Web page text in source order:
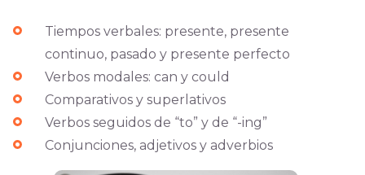
Tiempos verbales: presente, presente
continuo, pasado y presente perfecto
Verbos modales: can y could
Comparativos y superlativos
Verbos seguidos de “to” y de “-ing”
Conjunciones, adjetivos y adverbios